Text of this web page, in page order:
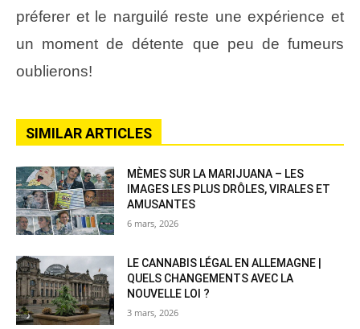
préferer et le narguilé reste une expérience et
un moment de détente que peu de fumeurs
oublierons!
SIMILAR ARTICLES
MÈMES SUR LA MARIJUANA – LES
IMAGES LES PLUS DRÔLES, VIRALES ET
AMUSANTES
6 mars, 2026
LE CANNABIS LÉGAL EN ALLEMAGNE |
QUELS CHANGEMENTS AVEC LA
NOUVELLE LOI ?
3 mars, 2026